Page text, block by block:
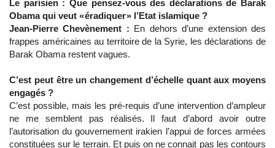
Le parisien : Que pensez-vous des déclarations de Barak
Obama qui veut « éradiquer » l’Etat islamique ?
Jean-Pierre Chevènement : En dehors d’une extension des
frappes américaines au territoire de la Syrie, les déclarations de
Barak Obama restent vagues.
C’est peut être un changement d’échelle quant aux moyens
engagés ?
C’est possible, mais les pré-requis d’une intervention d’ampleur
ne me semblent pas réalisés. Il faut d’abord avoir outre
l’autorisation du gouvernement irakien l’appui de forces armées
constituées sur le terrain. Et puis on ne connait pas les contours